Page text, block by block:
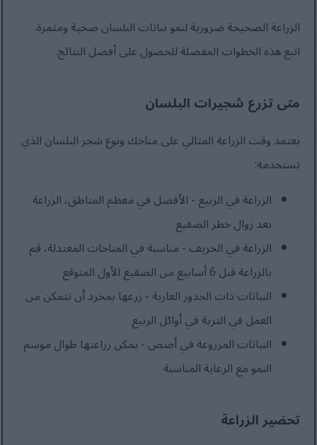
الزراعة الصحيحة ضرورية لنمو نباتات البلسان صحية ومثمرة.
اتبع هذه الخطوات المفصلة للحصول على أفضل النتائج.
متى تزرع شجيرات البلسان
يعتمد وقت الزراعة المثالي على مناخك ونوع شجر البلسان الذي
تستخدمه:
الزراعة في الربيع - الأفضل في معظم المناطق، الزراعة
بعد زوال خطر الصقيع
الزراعة في الخريف - مناسبة في المناخات المعتدلة، قم
بالزراعة قبل 6 أسابيع من الصقيع الأول المتوقع
النباتات ذات الجذور العارية - زرعها بمجرد أن تتمكن من
العمل في التربة في أوائل الربيع
النباتات المزروعة في أصص - يمكن زراعتها طوال موسم
النمو مع الرعاية المناسبة
تحضير الزراعة